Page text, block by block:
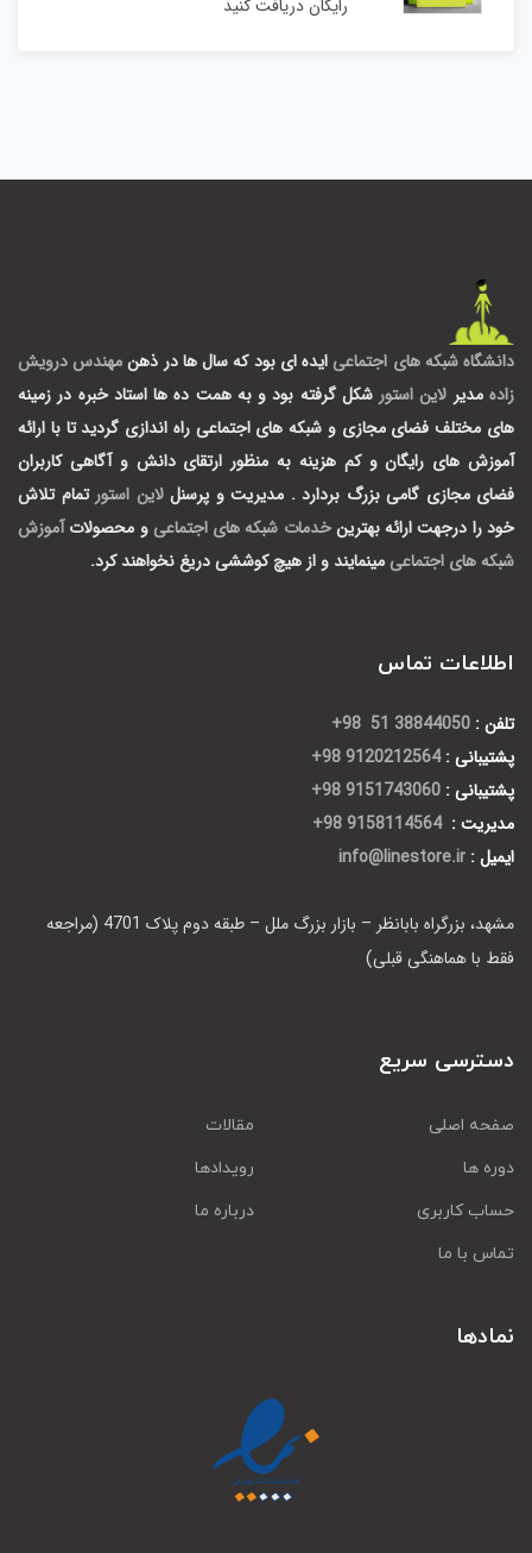
رایگان دریافت کنید
دانشگاه شبکه های اجتماعی ایده ای بود که سال ها در ذهنمهندس درویش
زاده مدیر لاین استور شکل گرفته بود و به همت ده ها استاد خبره در زمینه
های مختلف فضای مجازی و شبکه های اجتماعی راه اندازی گردید تا با ارائه
آموزش های رایگان و کم هزینه به منظور ارتقای دانش و آگاهی کاربران
فضای مجازی گامی بزرگ بردارد . مدیریت و پرسنللاین استور تمام تلاش
خود را درجهت ارائه بهترینخدمات شبکه های اجتماعی و محصولات آموزش
شبکه های اجتماعی مینمایند و از هیچ کوششی دریغ نخواهند کرد.
اطلاعات تماس
تلفن : 38844050 51 98+
پشتیبانی : 9120212564 98+
پشتیبانی : 9151743060 98+
مدیریت : 9158114564 98+
ایمیل : info@linestore.ir
مشهد، بزرگراه بابانظر – بازار بزرگ ملل – طبقه دوم پلاک 4701 (مراجعه
فقط با هماهنگی قبلی)
دسترسی سریع
صفحه اصلی
مقالات
دوره ها
رویدادها
حساب کاربری
درباره ما
تماس با ما
نمادها